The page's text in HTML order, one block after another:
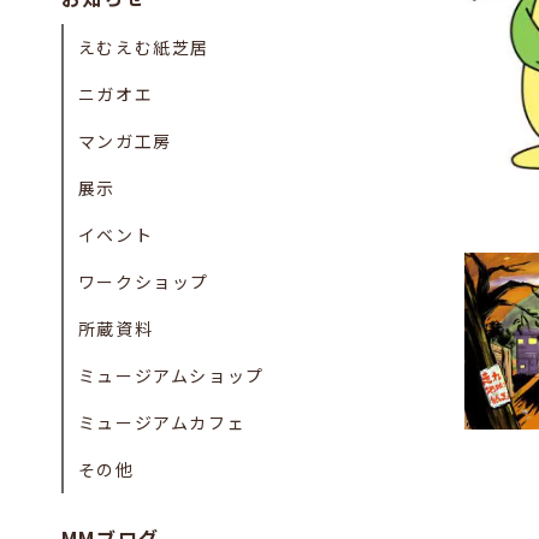
えむえむ紙芝居
ニガオエ
マンガ工房
展示
イベント
ワークショップ
所蔵資料
ミュージアムショップ
ミュージアムカフェ
その他